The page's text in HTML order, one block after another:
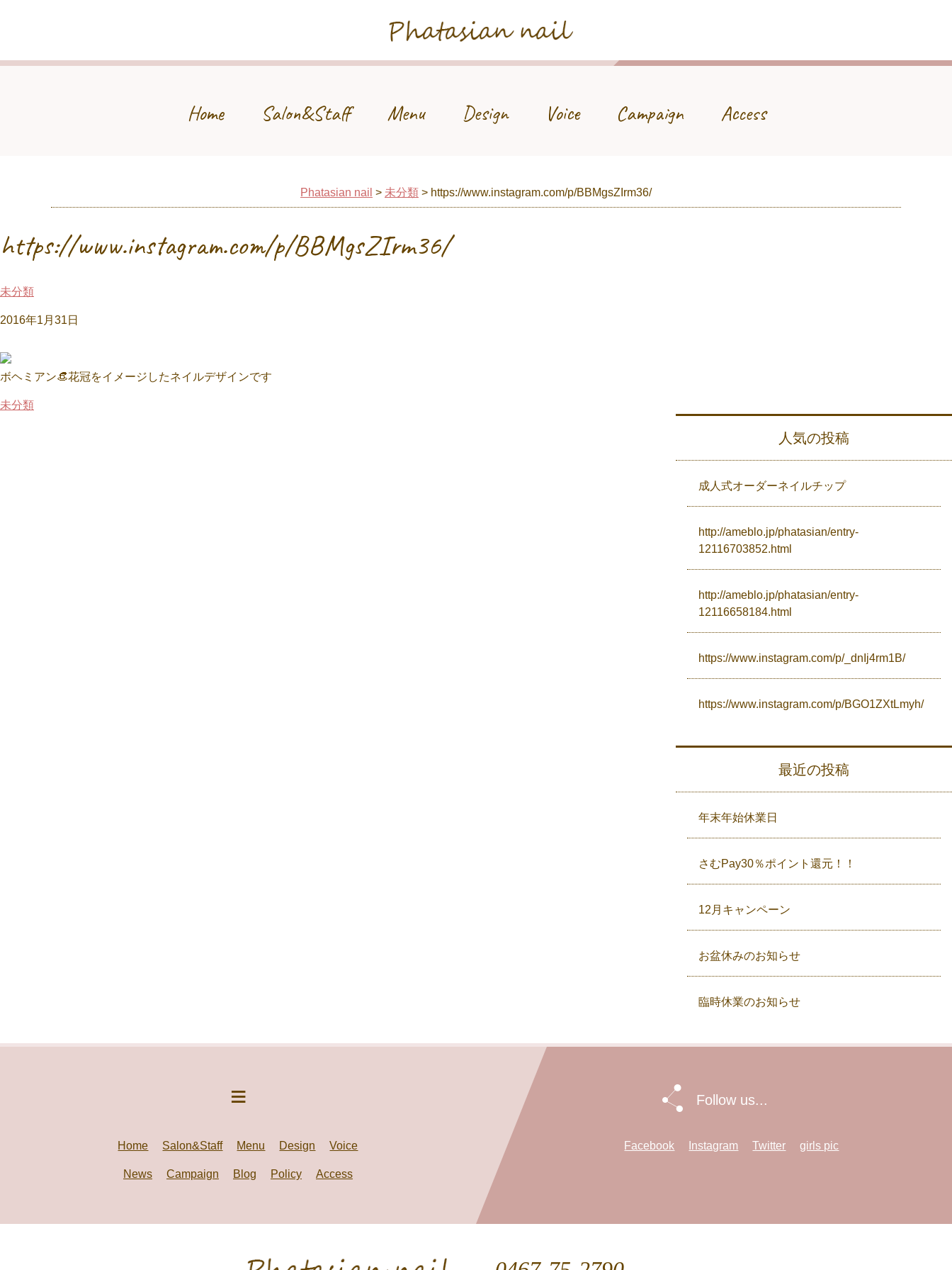
Phatasian nail
Home Salon&Staff Menu Design Voice Campaign Access
Phatasian nail > 未分類 > https://www.instagram.com/p/BBMgsZIrm36/
https://www.instagram.com/p/BBMgsZIrm36/
未分類
2016年1月31日
ボヘミアン👒花冠をイメージしたネイルデザインです
未分類
人気の投稿
成人式オーダーネイルチップ
http://ameblo.jp/phatasian/entry-
12116703852.html
http://ameblo.jp/phatasian/entry-
12116658184.html
https://www.instagram.com/p/_dnIj4rm1B/
https://www.instagram.com/p/BGO1ZXtLmyh/
最近の投稿
年末年始休業日
さむPay30％ポイント還元！！
12月キャンペーン
お盆休みのお知らせ
臨時休業のお知らせ
Home Salon&Staff Menu Design Voice
News Campaign Blog Policy Access
Follow us...
Facebook Instagram Twitter girls pic